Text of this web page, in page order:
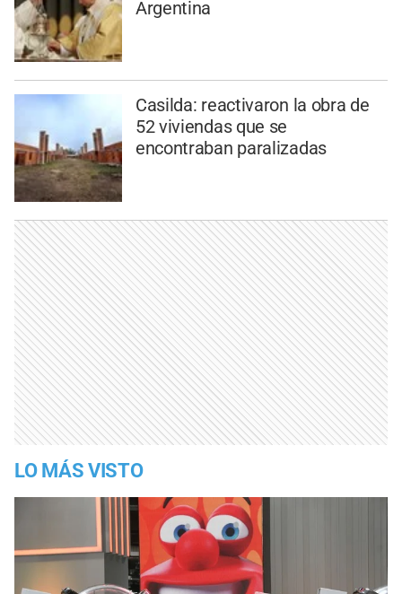
Argentina
Casilda: reactivaron la obra de
52 viviendas que se
encontraban paralizadas
LO MÁS VISTO